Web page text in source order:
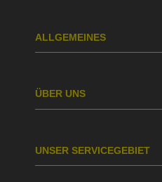
ALLGEMEINES
ÜBER UNS
UNSER SERVICEGEBIET